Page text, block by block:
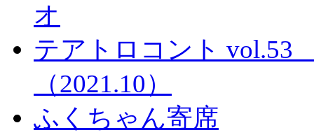
オ
テアトロコント
（2021.10）
ふくちゃん寄席